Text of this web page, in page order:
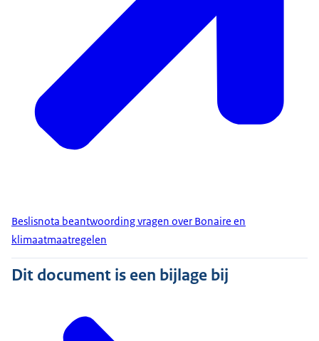
Beslisnota beantwoording vragen over Bonaire en
klimaatmaatregelen
Dit document is een bijlage bij